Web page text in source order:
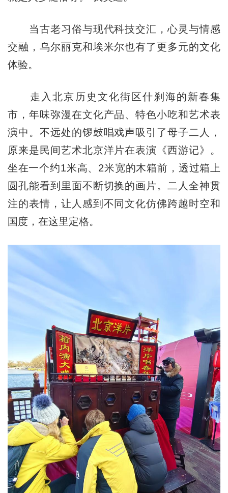
当古老习俗与现代科技交汇，心灵与情感
交融，乌尔丽克和埃米尔也有了更多元的文化
体验。
走入北京历史文化街区什刹海的新春集
市，年味弥漫在文化产品、特色小吃和艺术表
演中。不远处的锣鼓唱戏声吸引了母子二人，
原来是民间艺术北京洋片在表演《西游记》。
坐在一个约1米高、2米宽的木箱前，透过箱上
圆孔能看到里面不断切换的画片。二人全神贯
注的表情，让人感到不同文化仿佛跨越时空和
国度，在这里定格。